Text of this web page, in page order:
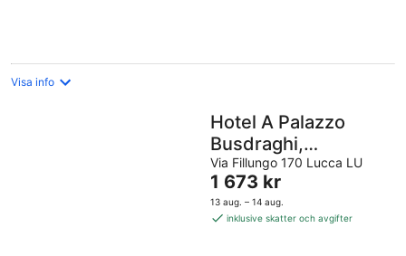
Visa info
Hotel A Palazzo
Busdraghi,
Residenza d'Epoca
Via Fillungo 170 Lucca LU
Priset
är
1 673 kr
1 673 kr
13 aug. – 14 aug.
inklusive skatter och avgifter